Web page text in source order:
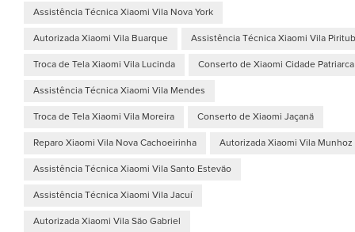
Assistência Técnica Xiaomi Vila Nova York
Autorizada Xiaomi Vila Buarque Assistência Técnica Xiaomi Vila
Troca de Tela Xiaomi Vila Lucinda Conserto de Xiaomi Cidade Patriarca
Assistência Técnica Xiaomi Vila Mendes
Troca de Tela Xiaomi Vila Moreira Conserto de Xiaomi Jaçanã
Reparo Xiaomi Vila Nova Cachoeirinha Autorizada Xiaomi Vila Munhoz
Assistência Técnica Xiaomi Vila Santo Estevão
Assistência Técnica Xiaomi Vila Jacuí
Autorizada Xiaomi Vila São Gabriel